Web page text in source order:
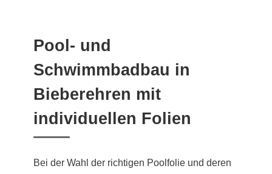
Pool- und
Schwimmbadbau in
Bieberehren mit
individuellen Folien
Bei der Wahl der richtigen Poolfolie und deren